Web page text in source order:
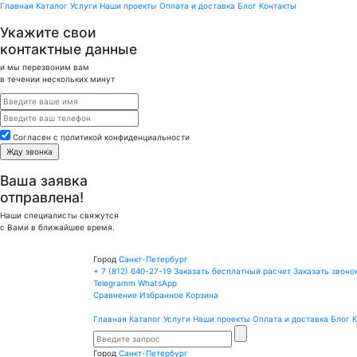
Главная Каталог Услуги Наши проекты Оплата и доставка Блог Контакты
Укажите свои
контактные данные
и мы перезвоним вам
в течении нескольких минут
Cогласен с политикой конфиденциальности
Ваша заявка
отправлена!
Наши специалисты свяжутся
с Вами в ближайшее время.
Город Санкт-Петербург
+ 7 (812) 640-27-19 Заказать бесплатный расчет Заказать
Telegramm WhatsApp
Сравнение Избранное Корзина
Главная Каталог Услуги Наши проекты Оплата и доставка Блог
Город Санкт-Петербург